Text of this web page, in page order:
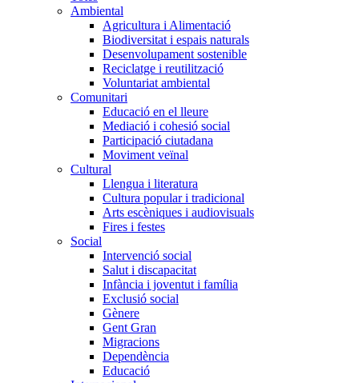
principalAmbiental
Agricultura i Alimentació
Biodiversitat i espais naturals
Desenvolupament sostenible
Reciclatge i reutilització
Voluntariat ambiental
Comunitari
Educació en el lleure
Mediació i cohesió social
Participació ciutadana
Moviment veïnal
Cultural
Llengua i literatura
Cultura popular i tradicional
Arts escèniques i audiovisuals
Fires i festes
Social
Intervenció social
Salut i discapacitat
Infància i joventut i família
Exclusió social
Gènere
Gent Gran
Migracions
Dependència
Educació